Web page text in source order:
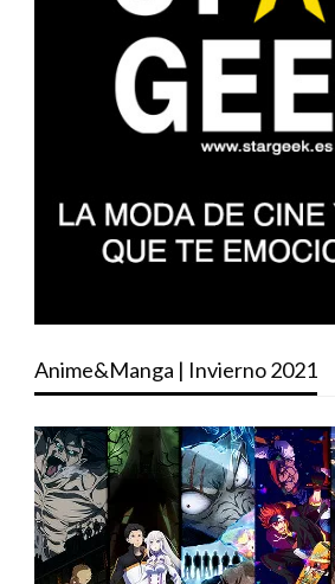
Anime&Manga | Invierno 2021